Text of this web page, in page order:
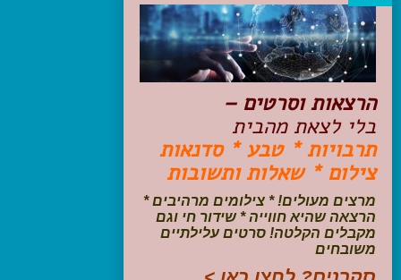
יעדים
טיולים בישראל
מלונות בוטיק בישראל
טיפים והמלצות
הכנות לנסיעה
טיולי ג'יפים
טיולים עם ילדים
שייט, הפלגות, קרוזים
עקבו אחרינו בפייסבוק
הרצאות וסרטים –
בלי לצאת מהבית
תרבויות * טבע * סדנאות
צילום * שאלות ותשובות
מרצים מעולים! * צילומים מרהיבים *
הרצאה שהיא חווייה * שידור חי וגם
מקבלים הקלטה! סרטים עלילתיים
משובחים